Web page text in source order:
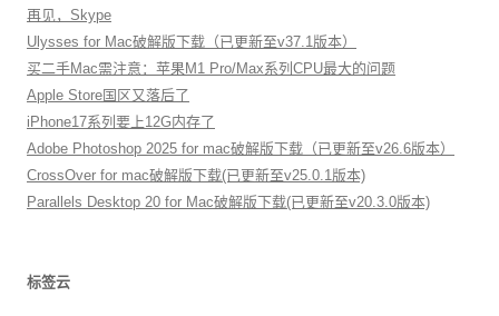
再见，Skype
Ulysses for Mac破解版下载（已更新至v37.1版本）
买二手Mac需注意：苹果M1 Pro/Max系列CPU最大的问题
Apple Store国区又落后了
iPhone17系列要上12G内存了
Adobe Photoshop 2025 for mac破解版下载（已更新至v26.6版本）
CrossOver for mac破解版下载(已更新至v25.0.1版本)
Parallels Desktop 20 for Mac破解版下载(已更新至v20.3.0版本)
标签云